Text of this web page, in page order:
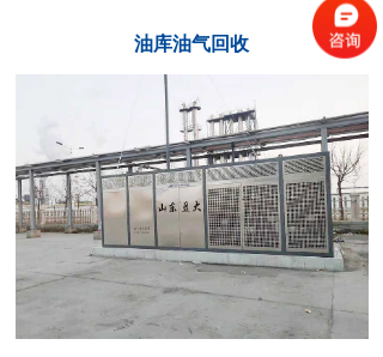
油库油气回收